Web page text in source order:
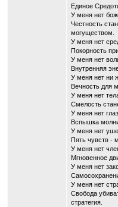
Единое
У меня нет
Честность
могуществом.
У меня нет
Покорность
У меня нет
Внутренняя
У меня нет ни
Вечность для
У меня нет
Смелость
У меня нет
Вспышка
У меня нет
Пять чувств -
У меня нет
Мгновенное
У меня нет
У меня нет
Свобода
стратегия.